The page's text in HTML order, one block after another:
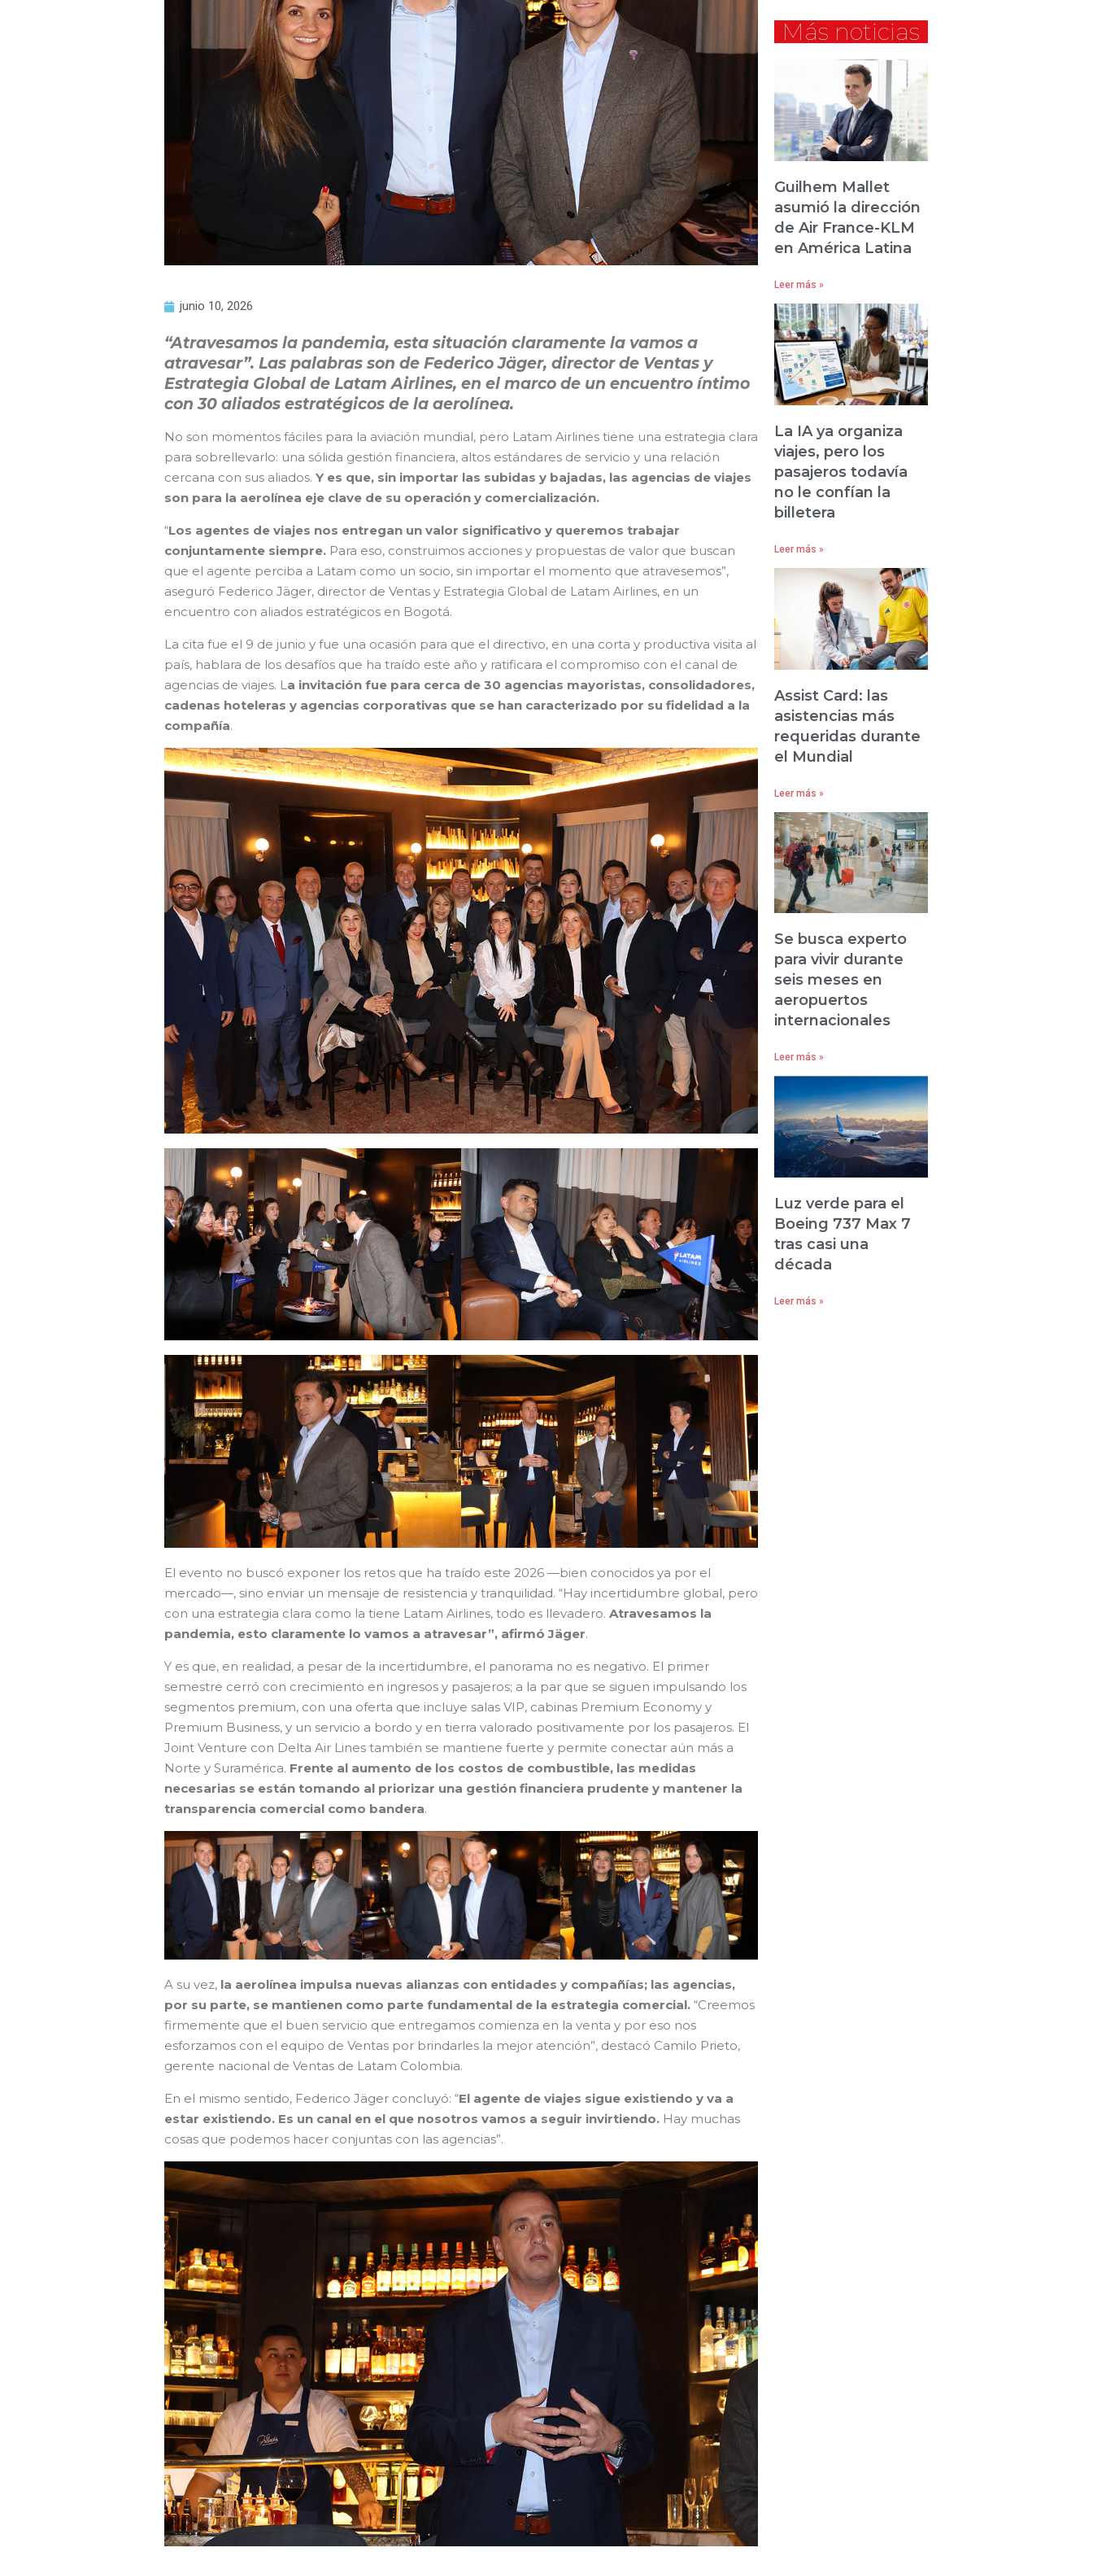
junio 10, 2026
“Atravesamos la pandemia, esta situación claramente la vamos a
atravesar”. Las palabras son de Federico Jäger, director de Ventas y
Estrategia Global de Latam Airlines, en el marco de un encuentro íntimo
con 30 aliados estratégicos de la aerolínea.
No son momentos fáciles para la aviación mundial, pero Latam Airlines tiene una estrategia clara
para sobrellevarlo: una sólida gestión financiera, altos estándares de servicio y una relación
cercana con sus aliados. Y es que, sin importar las subidas y bajadas, las agencias de viajes
son para la aerolínea eje clave de su operación y comercialización.
“Los agentes de viajes nos entregan un valor significativo y queremos trabajar
conjuntamente siempre. Para eso, construimos acciones y propuestas de valor que buscan
que el agente perciba a Latam como un socio, sin importar el momento que atravesemos”,
aseguró Federico Jäger, director de Ventas y Estrategia Global de Latam Airlines, en un
encuentro con aliados estratégicos en Bogotá.
La cita fue el 9 de junio y fue una ocasión para que el directivo, en una corta y productiva visita al
país, hablara de los desafíos que ha traído este año y ratificara el compromiso con el canal de
agencias de viajes. La invitación fue para cerca de 30 agencias mayoristas, consolidadores,
cadenas hoteleras y agencias corporativas que se han caracterizado por su fidelidad a la
compañía.
El evento no buscó exponer los retos que ha traído este 2026 —bien conocidos ya por el
mercado—, sino enviar un mensaje de resistencia y tranquilidad. “Hay incertidumbre global, pero
con una estrategia clara como la tiene Latam Airlines, todo es llevadero. Atravesamos la
pandemia, esto claramente lo vamos a atravesar”, afirmó Jäger.
Y es que, en realidad, a pesar de la incertidumbre, el panorama no es negativo. El primer
semestre cerró con crecimiento en ingresos y pasajeros; a la par que se siguen impulsando los
segmentos premium, con una oferta que incluye salas VIP, cabinas Premium Economy y
Premium Business, y un servicio a bordo y en tierra valorado positivamente por los pasajeros. El
Joint Venture con Delta Air Lines también se mantiene fuerte y permite conectar aún más a
Norte y Suramérica. Frente al aumento de los costos de combustible, las medidas
necesarias se están tomando al priorizar una gestión financiera prudente y mantener la
transparencia comercial como bandera.
A su vez, la aerolínea impulsa nuevas alianzas con entidades y compañías; las agencias,
por su parte, se mantienen como parte fundamental de la estrategia comercial. “Creemos
firmemente que el buen servicio que entregamos comienza en la venta y por eso nos
esforzamos con el equipo de Ventas por brindarles la mejor atención”, destacó Camilo Prieto,
gerente nacional de Ventas de Latam Colombia.
En el mismo sentido, Federico Jäger concluyó: “El agente de viajes sigue existiendo y va a
estar existiendo. Es un canal en el que nosotros vamos a seguir invirtiendo. Hay muchas
cosas que podemos hacer conjuntas con las agencias”.
Más noticias
Guilhem Mallet
asumió la dirección
de Air France-KLM
en América Latina
Leer más »
La IA ya organiza
viajes, pero los
pasajeros todavía
no le confían la
billetera
Leer más »
Assist Card: las
asistencias más
requeridas durante
el Mundial
Leer más »
Se busca experto
para vivir durante
seis meses en
aeropuertos
internacionales
Leer más »
Luz verde para el
Boeing 737 Max 7
tras casi una
década
Leer más »